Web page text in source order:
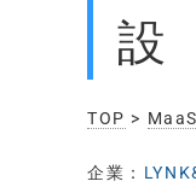
設
TOP >
企業：